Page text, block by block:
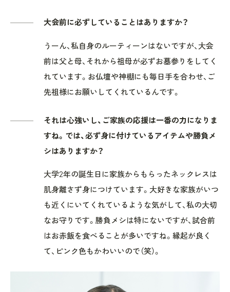
大会前に必ずしていることはありますか？
うーん、私自身のルーティーンはないですが、大会
前は父と母、それから祖母が必ずお墓参りをしてく
れています。お仏壇や神棚にも毎日手を合わせ、ご
先祖様にお願いしてくれているんです。
それは心強いし、ご家族の応援は一番の力になりま
すね。では、必ず身に付けているアイテムや勝負メ
シはありますか？
大学2年の誕生日に家族からもらったネックレスは
肌身離さず身につけています。大好きな家族がいつ
も近くにいてくれているような気がして、私の大切
なお守りです。勝負メシは特にないですが、試合前
はお赤飯を食べることが多いですね。縁起が良く
て、ピンク色もかわいいので（笑）。